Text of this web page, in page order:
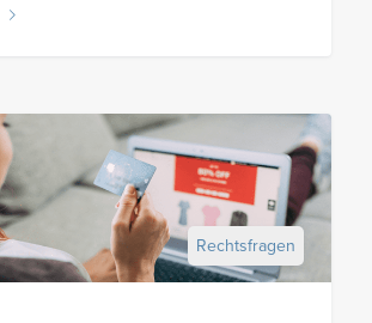
Rechtsfragen